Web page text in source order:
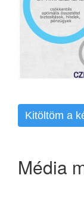
Kitöltöm a
Média